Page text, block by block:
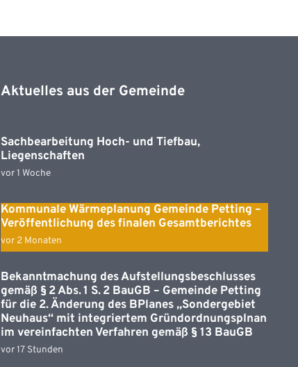
Aktuelles aus der Gemeinde
Sachbearbeitung Hoch- und Tiefbau,
Liegenschaften
vor 1 Woche
Kommunale Wärmeplanung Gemeinde Petting –
Veröffentlichung des finalen Gesamtberichtes
vor 2 Monaten
Bekanntmachung des Aufstellungsbeschlusses
gemäß § 2 Abs. 1 S. 2 BauGB – Gemeinde Petting
für die 2. Änderung des BPlanes „Sondergebiet
Neuhaus“ mit integriertem Gründordnungsplnan
im vereinfachten Verfahren gemäß § 13 BauGB
vor 17 Stunden